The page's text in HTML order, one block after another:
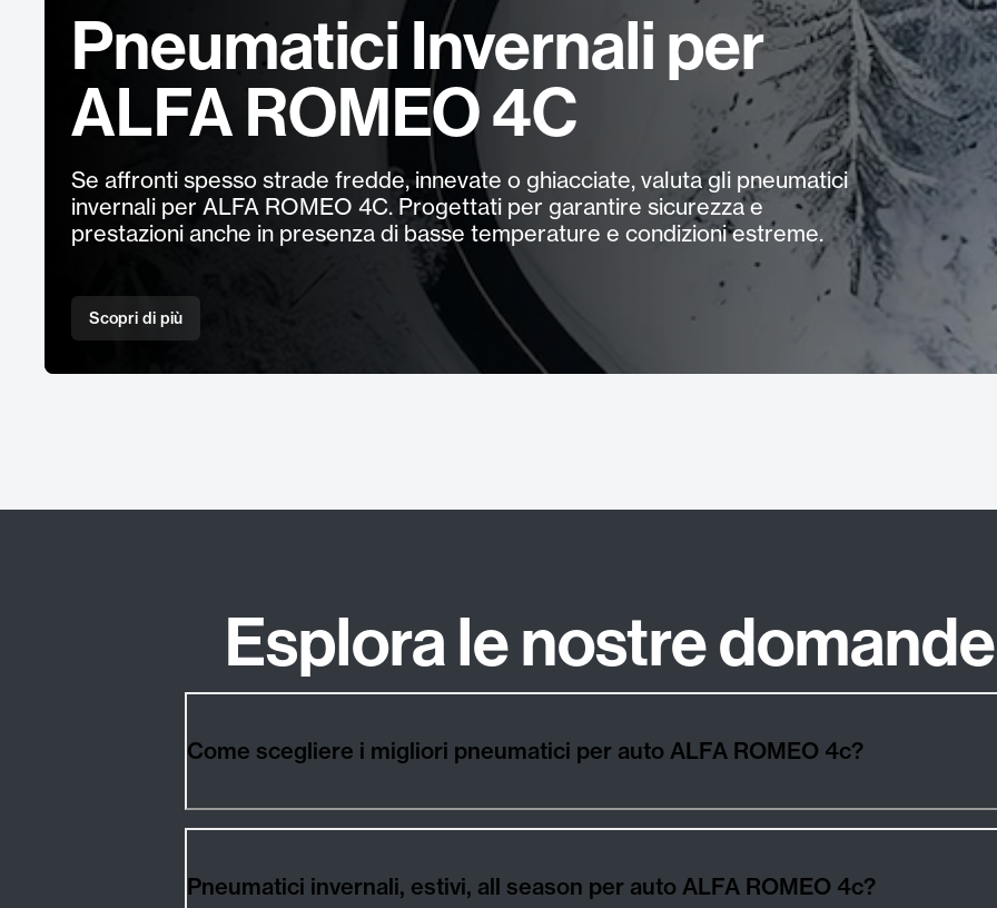
Pneumatici Invernali per
ALFA ROMEO 4C
Se affronti spesso strade fredde, innevate o ghiacciate, valuta gli pneumatici
invernali per ALFA ROMEO 4C. Progettati per garantire sicurezza e
prestazioni anche in presenza di basse temperature e condizioni estreme.
Scopri di più
Esplora le nostre domande
Come scegliere i migliori pneumatici per auto ALFA ROMEO 4c?
Pneumatici invernali, estivi, all season per auto ALFA ROMEO 4c?